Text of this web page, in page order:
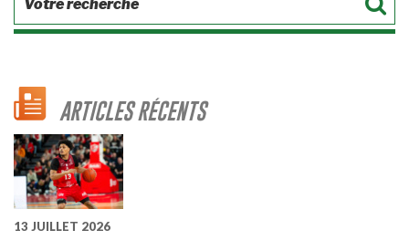
ARTICLES RÉCENTS
13 JUILLET 2026